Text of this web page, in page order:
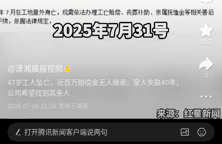
@潇湘晨报视频
47岁工人坠亡，近百万赔偿金无人继承，家人失联40年，
公司希望找到其亲人
2026-07-09 21:24 发布于湖南
评论
收藏
2
打开腾讯新闻客户端说两句